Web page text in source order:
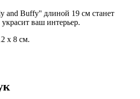
and Buffy'' длиной 19 см станет
ваш интерьер.
х 8 см.